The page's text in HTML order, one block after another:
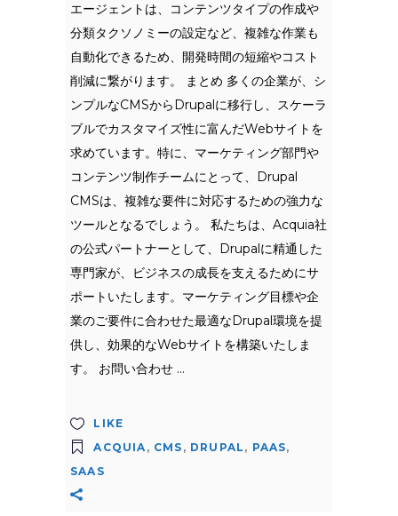
エージェントは、コンテンツタイプの作成や
分類タクソノミーの設定など、複雑な作業も
自動化できるため、開発時間の短縮やコスト
削減に繋がります。 まとめ 多くの企業が、シ
ンプルなCMSからDrupalに移行し、スケーラ
ブルでカスタマイズ性に富んだWebサイトを
求めています。特に、マーケティング部門や
コンテンツ制作チームにとって、Drupal
CMSは、複雑な要件に対応するための強力な
ツールとなるでしょう。 私たちは、Acquia社
の公式パートナーとして、Drupalに精通した
専門家が、ビジネスの成長を支えるためにサ
ポートいたします。マーケティング目標や企
業のご要件に合わせた最適なDrupal環境を提
供し、効果的なWebサイトを構築いたしま
す。 お問い合わせ
LIKE
ACQUIA, CMS , DRUPAL , PAAS,
SAAS